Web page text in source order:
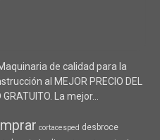
de calidad para la
al MEJOR PRECIO DEL
La mejor...
cortacesped desbroce